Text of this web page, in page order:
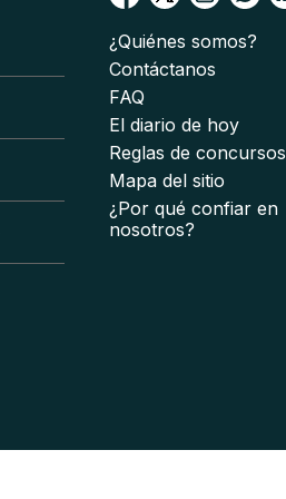
¿Quiénes somos?
Contáctanos
FAQ
El diario de hoy
Reglas de concursos
Mapa del sitio
¿Por qué confiar en
nosotros?